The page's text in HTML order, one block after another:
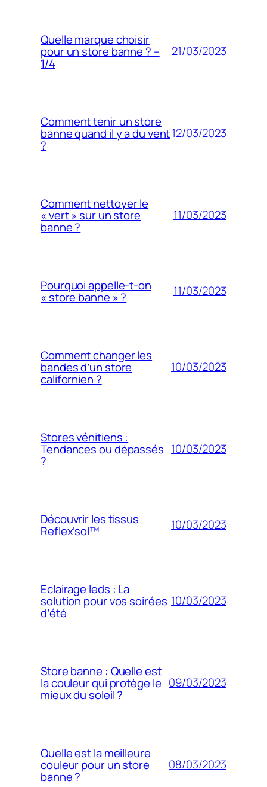
Quelle marque choisir
pour un store banne ? –
1/4
21/03/2023
Comment tenir un store
banne quand il y a du vent
?
12/03/2023
Comment nettoyer le
« vert » sur un store
banne ?
11/03/2023
Pourquoi appelle-t-on
« store banne » ? 11/03/2023
Comment changer les
bandes d’un store
californien ?
10/03/2023
Stores vénitiens :
Tendances ou dépassés
?
10/03/2023
Découvrir les tissus
Reflex’sol™ 10/03/2023
Eclairage leds : La
solution pour vos soirées
d’été
10/03/2023
Store banne : Quelle est
la couleur qui protège le
mieux du soleil ?
09/03/2023
Quelle est la meilleure
couleur pour un store
banne ?
08/03/2023